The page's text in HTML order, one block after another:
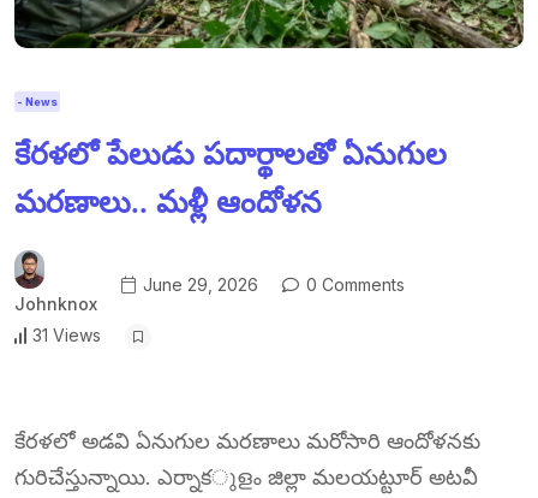
- News
కేరళలో పేలుడు పదార్థాలతో ఏనుగుల
మరణాలు.. మళ్లీ ఆందోళన
Johnknox
June 29, 2026 0 Comments
31 Views
కేరళలో అడవి ఏనుగుల మరణాలు మరోసారి ఆందోళనకు
గురిచేస్తున్నాయి. ఎర్నాకുളം జిల్లా మలయట్టూర్ అటవీ